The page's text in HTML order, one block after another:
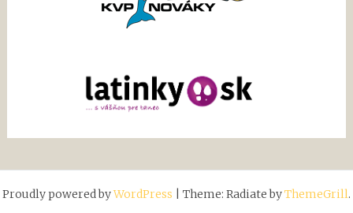
Proudly powered byWordPress Theme: Radiate byThemeGrill.